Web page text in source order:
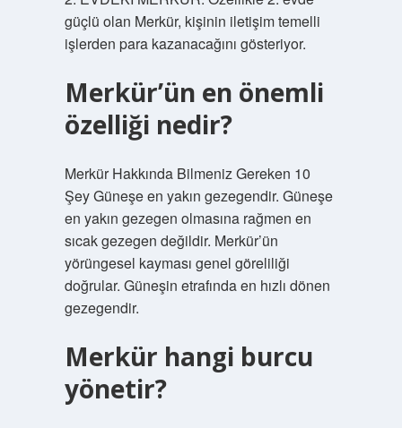
güçlü olan Merkür, kişinin iletişim temelli
işlerden para kazanacağını gösteriyor.
Merkür’ün en önemli
özelliği nedir?
Merkür Hakkında Bilmeniz Gereken 10
Şey Güneşe en yakın gezegendir. Güneşe
en yakın gezegen olmasına rağmen en
sıcak gezegen değildir. Merkür’ün
yörüngesel kayması genel göreliliği
doğrular. Güneşin etrafında en hızlı dönen
gezegendir.
Merkür hangi burcu
yönetir?